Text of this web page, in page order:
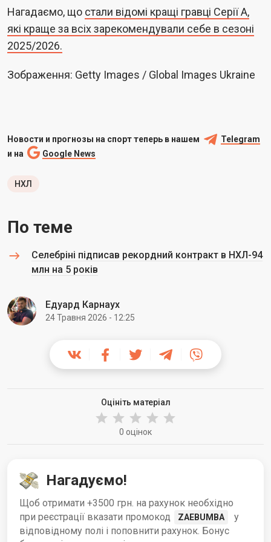
Нагадаємо, що стали відомі кращі гравці Серії А,
які краще за всіх зарекомендували себе в сезоні
2025/2026.
Зображення: Getty Images / Global Images Ukraine
Новости и прогнозы на спорт теперь в нашем
Telegram
и на
Google News
НХЛ
По теме
Селебріні підписав рекордний контракт в НХЛ-94
млн на 5 років
Едуард Карнаух
24 Травня 2026 - 12:25
Оцініть матеріал
0 оцінок
Нагадуємо!
Щоб отримати +3500 грн. на рахунок необхідно
при реєстрації вказати промокод
ZAEBUMBA
у
відповідному полі і поповнити рахунок. Бонус